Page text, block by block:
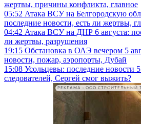
жертвы, причины конфликта, главное
05:52 Атака ВСУ на Белгородскую
последние новости, есть ли жертвы,
04:42 Атака ВСУ на ДНР 6 августа:
ли жертвы, разрушения
19:15 Обстановка в ОАЭ вечером 5
новости, пожар, аэропорты, Дубай
15:08 Усольцевы: последние новости
следователей, Сергей смог выжить?